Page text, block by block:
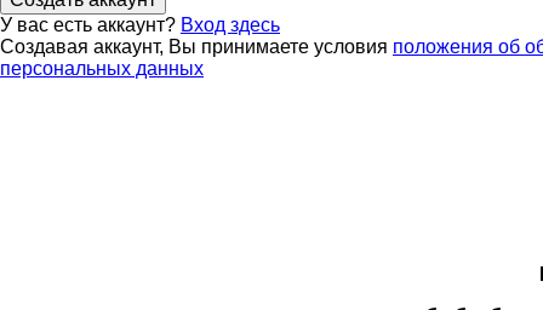
У вас есть аккаунт? Вход здесь
Создавая аккаунт, Вы принимаете условия положения об
персональных данных